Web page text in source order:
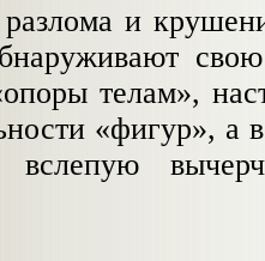
и
свою
телам»,
«фигур», а
вслепую